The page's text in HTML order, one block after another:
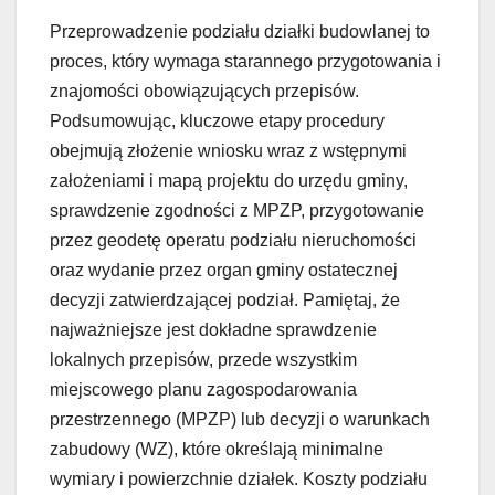
Przeprowadzenie podziału działki budowlanej to
proces, który wymaga starannego przygotowania i
znajomości obowiązujących przepisów.
Podsumowując, kluczowe etapy procedury
obejmują złożenie wniosku wraz z wstępnymi
założeniami i mapą projektu do urzędu gminy,
sprawdzenie zgodności z MPZP, przygotowanie
przez geodetę operatu podziału nieruchomości
oraz wydanie przez organ gminy ostatecznej
decyzji zatwierdzającej podział. Pamiętaj, że
najważniejsze jest dokładne sprawdzenie
lokalnych przepisów, przede wszystkim
miejscowego planu zagospodarowania
przestrzennego (MPZP) lub decyzji o warunkach
zabudowy (WZ), które określają minimalne
wymiary i powierzchnie działek. Koszty podziału